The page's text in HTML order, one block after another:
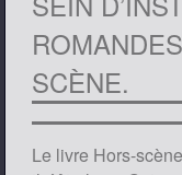
SCÈNE.
Le livre Hors-